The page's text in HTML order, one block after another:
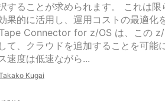
することが求められます。 これは
果的に活用し、運用コストの最適化
Connector for z/OS は、この z/
て、クラウドを追加することを可能
速度は低速ながら...
Kugai